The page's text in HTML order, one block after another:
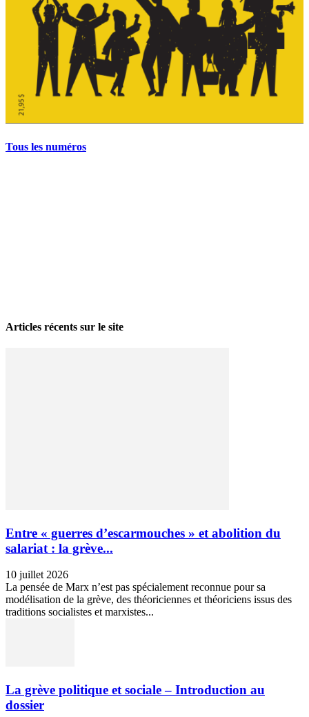
Tous les numéros
Articles récents sur le site
Entre « guerres d’escarmouches » et abolition du
salariat : la grève...
10 juillet 2026
La pensée de Marx n’est pas spécialement reconnue pour sa
modélisation de la grève, des théoriciennes et théoriciens issus des
traditions socialistes et marxistes...
La grève politique et sociale – Introduction au
dossier